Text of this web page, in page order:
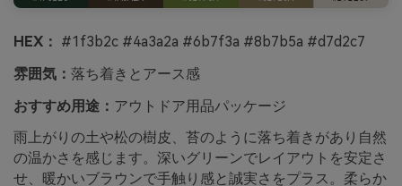
HEX： #1f3b2c #4a3a2a #6b7f3a #8b7b5a #d7d2c7
雰囲気： 落ち着きとアース感
おすすめ用途： アウトドア用品パッケージ
雨上がりの土や松の樹皮、苔のように落ち着きがあり自然
の温かさを感じます。深いグリーンでレイアウトを安定さ
せ、暖かいブラウンで手触り感と誠実さをプラス。柔らか